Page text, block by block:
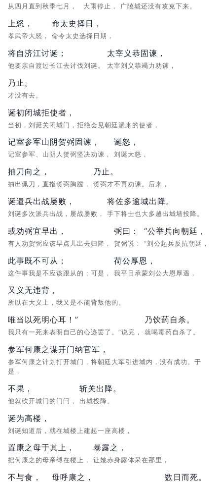
从四月直到秋季七月， 大雨停止， 广陵城还没有攻克下来。
上怒，
孝武帝大怒，
命太史择日，
命令太史选择日期，
将自济江讨诞；
他要亲自渡过长江去讨伐刘诞。
太宰义恭固谏，
太宰刘义恭竭力劝谏，
乃止。
才没有去。
诞初闭城拒使者，
当初，刘诞关闭城门，拒绝会见朝廷派来的使者，
记室参军山阴贺弼固谏，
记室参军、山阴人贺弼坚决劝谏，
诞怒，
刘诞大怒，
抽刀向之，
抽出佩刀，直指贺弼胸膛，
乃止。
贺弼才不再劝谏。后来，
诞遣兵出战屡败，
刘诞多次派兵出战，屡战屡败，
将佐多逾城出降。
手下将士也大多越出城墙投降。
或劝弼宜早出，
有人劝贺弼应该早点儿出去归降，
弼曰：
贺弼说：
“公举兵向朝廷，
“刘公起兵反抗朝廷，
此事既不可从；
这件事我是不应该跟从的；可是，
荷公厚恩，
我平日承蒙刘公大恩厚遇，
又义无违背，
所以在大义上，我又是不能背叛他的。
唯当以死明心耳！”
我只有一死来表明自己的心迹罢了。”说完，
乃饮药自杀。
就喝毒药自杀了。
参军何康之谋开门纳官军，
参军何康之计划打开城门，将朝廷大军引进城内，没有成功。于
是，
不果，
他就砍开城门的门闩，
斩关出降。
出城投降。
诞为高楼，
刘诞知道后，就在城楼上建起一座高楼，
置康之母于其上，
把何康之的母亲缚在楼上，
暴露之，
让她赤身露体呆在那里，
不与食， 母呼康之， 数日而死。